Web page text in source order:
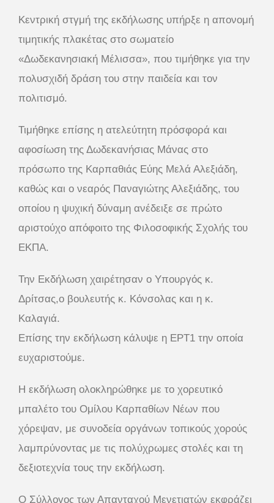
Κεντρική στγμή της εκδήλωσης υπήρξε η απονομή
τιμητικής πλακέτας στο σωματείο
«Δωδεκανησιακή Μέλισσα», που τιμήθηκε για την
πολυσχιδή δράση του στην παιδεία και τον
πολιτισμό.
Τιμήθηκε επίσης η ατελεύτητη πρόσφορά και
αφοσίωση της Δωδεκανήσιας Μάνας στο
πρόσωπο της Καρπαθιάς Εύης Μελά Αλεξιάδη,
καθώς και ο νεαρός Παναγιώτης Αλεξιάδης, του
οποίου η ψυχική δύναμη ανέδειξε σε πρώτο
αριστούχο απόφοιτο της Φιλοσοφικής Σχολής του
ΕΚΠΑ.
Την Εκδήλωση χαιρέτησαν ο Υπουργός κ.
Δρίτσας,ο βουλευτής κ. Κόνσολας και η κ.
Καλαγιά.
Επίσης την εκδήλωση κάλυψε η ΕΡΤ1 την οποία
ευχαριστούμε.
Η εκδήλωση ολοκληρώθηκε με το χορευτικό
μπαλέτο του Ομίλου Καρπαθίων Νέων που
χόρεψαν, με συνοδεία οργάνων τοπικούς χορούς
λαμπρύνοντας με τις πολύχρωμες στολές και τη
δεξιοτεχνία τους την εκδήλωση.
Ο Σύλλογος των Απανταχού Μενετιατών εκφράζει